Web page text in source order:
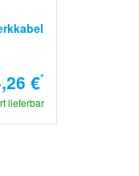
€*
lieferbar